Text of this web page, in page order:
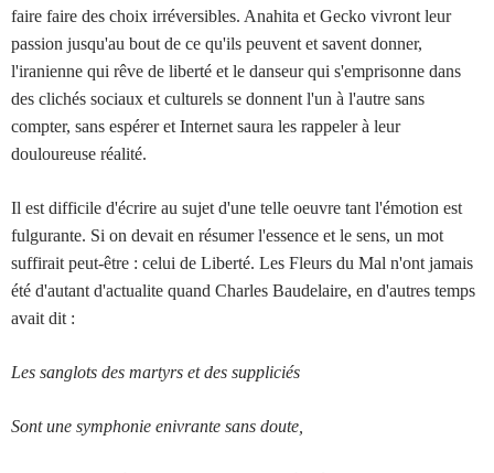
faire faire des choix irréversibles. Anahita et Gecko vivront leur
passion jusqu'au bout de ce qu'ils peuvent et savent donner,
l'iranienne qui rêve de liberté et le danseur qui s'emprisonne dans
des clichés sociaux et culturels se donnent l'un à l'autre sans
compter, sans espérer et Internet saura les rappeler à leur
douloureuse réalité.
Il est difficile d'écrire au sujet d'une telle oeuvre tant l'émotion est
fulgurante. Si on devait en résumer l'essence et le sens, un mot
suffirait peut-être : celui de Liberté. Les Fleurs du Mal n'ont jamais
été d'autant d'actualite quand Charles Baudelaire, en d'autres temps
avait dit :
Les sanglots des martyrs et des suppliciés
Sont une symphonie enivrante sans doute,